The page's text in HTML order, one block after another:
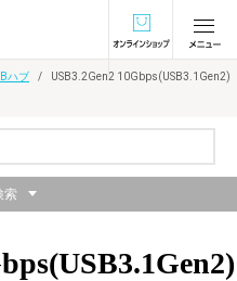
オンラインショ
ハブ
USB3.2Gen2 10Gbps(USB3.1Gen2)
索